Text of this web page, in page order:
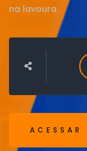
na lavoura.
ACESSAR